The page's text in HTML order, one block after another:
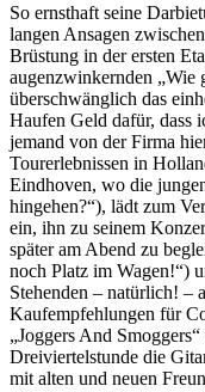
So ernsthaft seine
langen Ansagen
Brüstung in der ersten
augenzwinkernden „Wie
überschwänglich das
Haufen Geld dafür, dass
jemand von der Firma
Tourerlebnissen in
Eindhoven, wo die
hingehen?“), lädt zum
ein, ihn zu seinem
später am Abend zu
noch Platz im Wagen!“)
Stehenden – natürlich! –
Kaufempfehlungen für
„Joggers And
Dreiviertelstunde die
mit alten und neuen